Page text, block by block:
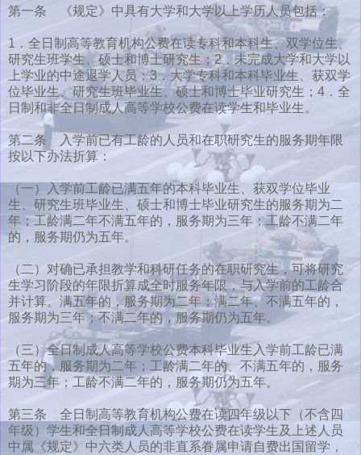
第一条 《规定》中具有大学和大学以上学历人员包括：
1．全日制高等教育机构公费在读专科和本科生、双学位生、
研究生班学生、硕士和博士研究生；2．未完成大学和大学以
上学业的中途退学人员；3．大学专科和本科毕业生、获双学
位毕业生、研究生班毕业生、硕士和博士毕业研究生；4．全
日制和非全日制成人高等学校公费在读学生和毕业生。
第二条 入学前已有工龄的人员和在职研究生的服务期年限
按以下办法折算：
（一）入学前工龄已满五年的本科毕业生、获双学位毕业
生、研究生班毕业生、硕士和博士毕业研究生的服务期为二
年；工龄满二年不满五年的，服务期为三年；工龄不满二年
的，服务期仍为五年。
（二）对确已承担教学和科研任务的在职研究生，可将研究
生学习阶段的年限折算成全时服务年限，与入学前的工龄合
并计算。满五年的，服务期为二年；满二年、不满五年的，
服务期为三年；不满二年的，服务期仍为五年。
（三）全日制成人高等学校公费本科毕业生入学前工龄已满
五年的，服务期为二年；工龄满二年的、不满五年的，服务
期为三年；工龄不满二年的，服务期仍为五年。
第三条 全日制高等教育机构公费在读四年级以下（不含四
年级）学生和全日制成人高等学校公费在读学生及上述人员
中属《规定》中六类人员的非直系眷属申请自费出国留学，